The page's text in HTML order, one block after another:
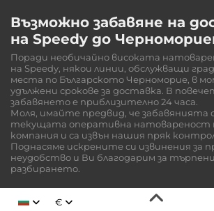
Възможно забавяне на
на Speedy до
Поради необичайно високата
на Speedy, някои линии, обслужващи
места по Българското Черноморие, в
удължени срокове за доставка. В
забавянето е приблизително 24 часа.
Моля, имайте предвид, че забавянията
текущата оперативна натовареност
компания и са извън нашия пряк
Поднасяме искрените си извинения за
неудобство и Ви благодарим за
разбирането.
€